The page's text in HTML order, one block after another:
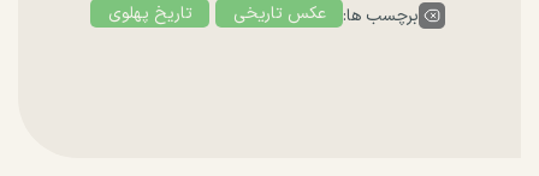
برچسب ها: عکس تاریخی تاریخ پهلوی